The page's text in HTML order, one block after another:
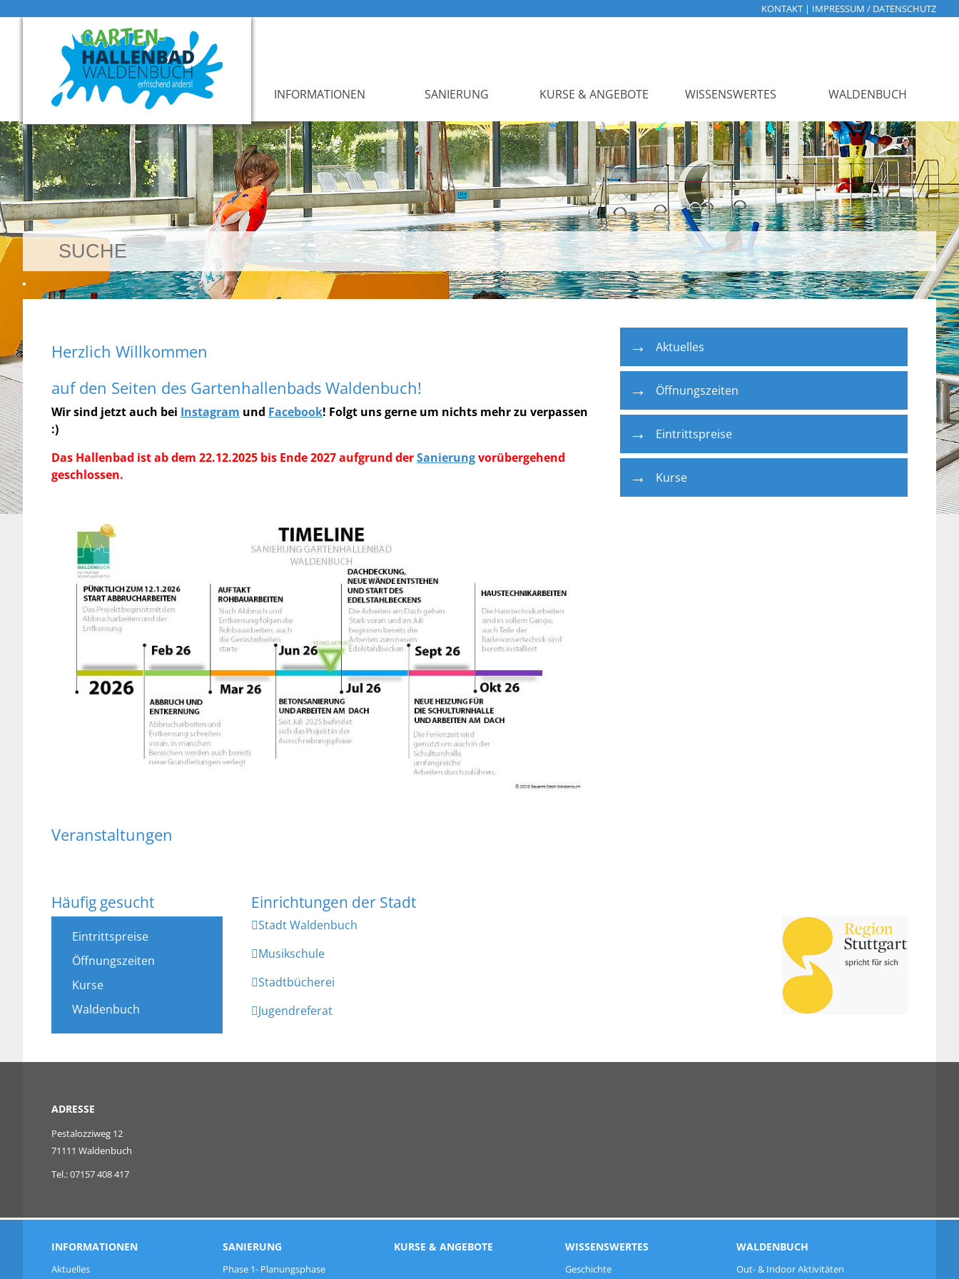
KONTAKT | IMPRESSUM / DATENSCHUTZ
INFORMATIONEN SANIERUNG KURSE & ANGEBOTE WISSENSWERTES WALDENBUCH
Herzlich Willkommen
auf den Seiten des Gartenhallenbads Waldenbuch!
Wir sind jetzt auch bei Instagram und Facebook! Folgt uns gerne um nichts mehr zu verpassen
:)
Das Hallenbad ist ab dem 22.12.2025 bis Ende 2027 aufgrund derSanierungvorübergehend
geschlossen.
Veranstaltungen
Aktuelles
Öffnungszeiten
Eintrittspreise
Kurse
Häufig gesucht
Eintrittspreise
Öffnungszeiten
Kurse
Waldenbuch
Stadt Waldenbuch
Musikschule
Stadtbücherei
Jugendreferat
ADRESSE
Pestalozziweg 12
71111 Waldenbuch
Tel.: 07157 408 417
INFORMATIONEN
Aktuelles
SANIERUNG
Phase 1- Planungsphase
KURSE & ANGEBOTE WISSENSWERTES
Geschichte
WALDENBUCH
Out- & Indoor Aktivitäten